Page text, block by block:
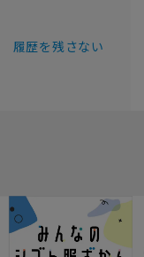
履歴を残さない